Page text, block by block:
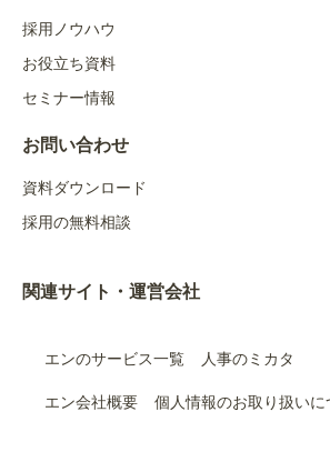
採用ノウハウ
お役立ち資料
セミナー情報
お問い合わせ
資料ダウンロード
採用の無料相談
関連サイト・運営会社
エンのサービス一覧 人事のミカタ
エン会社概要 個人情報のお取り扱いに